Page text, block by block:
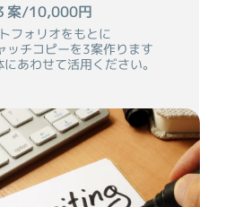
案/10,000円
フォリオをもとに
ッチコピーを3案作ります
あわせて活用ください。